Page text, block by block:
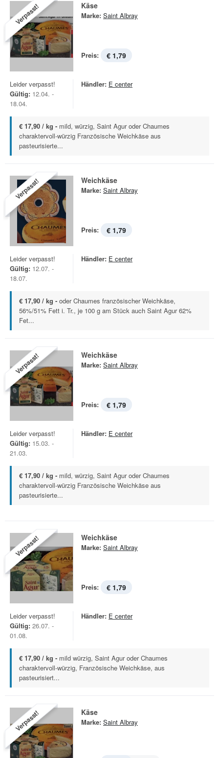
Verpasst! Käse
Marke: Saint Albray
Preis: € 1,79
Leider verpasst!
Gültig: 12.04. -
18.04.
Händler: E center
€ 17,90 / kg - mild, würzig, Saint Agur oder Chaumes
charaktervoll-würzig Französische Weichkäse aus
pasteurisierte...
Verpasst! Weichkäse
Marke: Saint Albray
Preis: € 1,79
Leider verpasst!
Gültig: 12.07. -
18.07.
Händler: E center
€ 17,90 / kg - oder Chaumes französischer Weichkäse,
56%/51% Fett i. Tr., je 100 g am Stück auch Saint Agur 62%
Fet...
Verpasst! Weichkäse
Marke: Saint Albray
Preis: € 1,79
Leider verpasst!
Gültig: 15.03. -
21.03.
Händler: E center
€ 17,90 / kg - mild, würzig, Saint Agur oder Chaumes
charaktervoll-würzig Französische Weichkäse aus
pasteurisierte...
Verpasst! Weichkäse
Marke: Saint Albray
Preis: € 1,79
Leider verpasst!
Gültig: 26.07. -
01.08.
Händler: E center
€ 17,90 / kg - mild würzig, Saint Agur oder Chaumes
charaktervoll-würzig, Französische Weichkäse, aus
pasteurisiert...
Verpasst! Käse
Marke: Saint Albray